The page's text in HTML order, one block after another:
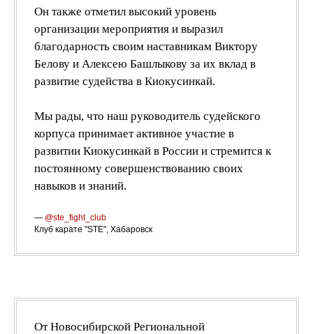
Он также отметил высокий уровень
организации мероприятия и выразил
благодарность своим наставникам Виктору
Белову и Алексею Башлыкову за их вклад в
развитие судейства в Киокусинкай.
Мы рады, что наш руководитель судейского
корпуса принимает активное участие в
развитии Киокусинкай в России и стремится к
постоянному совершенствованию своих
навыков и знаний.
— @ste_fight_club
Клуб карате "STE", Хабаровск
От Новосибирской Региональной